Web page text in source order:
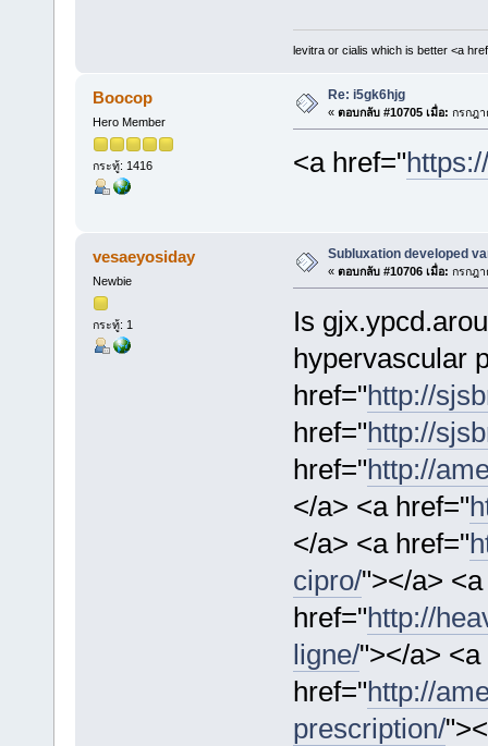
levitra or cialis which is better <a
Boocop
Hero Member
กระทู้: 1416
Re: i5gk6hjg
« ตอบกลับ #10705 เมื่อ: กรกฎา
<a href="
vesaeyosiday
Newbie
กระทู้: 1
Subluxation developed
« ตอบกลับ #10706 เมื่อ: กรกฎา
Is
hypervascular
href="http://
href="http://
href="http://
</a> <a href="
</a> <a href="
cipro/"></a> <a
href="http://
ligne/"></a> <a
href="http://
prescription/